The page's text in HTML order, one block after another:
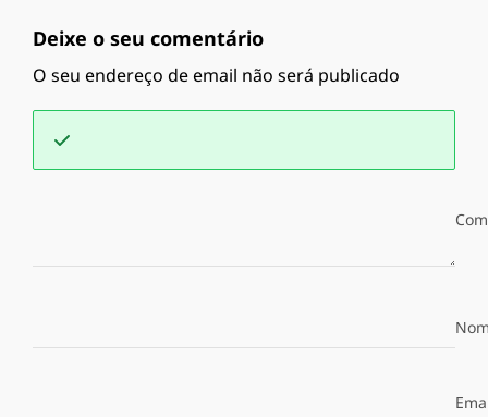
Deixe o seu comentário
O seu endereço de email não será publicado